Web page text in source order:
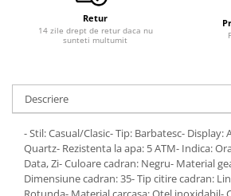
Curele militare
Curele piele
Curele textile
Handmade / Bijutieri
Abrazive
Ciocane Miniatura
Clesti Miniatura
Retur
14 zile drept de retur daca nu
sunteti multumit
Descriere
- Stil: Casual/Clasic- Tip: Barbatesc- Display:
Quartz- Rezistenta la apa: 5 ATM- Indica:
Data, Zi- Culoare cadran: Negru- Material
Dimensiune cadran: 35- Tip citire cadran: